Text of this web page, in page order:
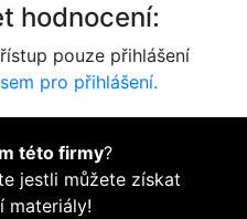
hodnocení:
pouze přihlášení
pro přihlášení.
této firmy?
jestli můžete získat
materiály!